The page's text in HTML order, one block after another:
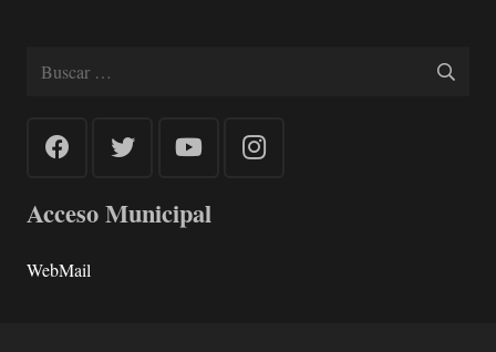
Buscar:
Acceso Municipal
WebMail